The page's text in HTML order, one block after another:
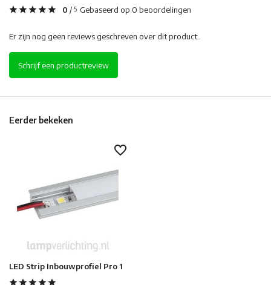
0 / 5 Gebaseerd op 0 beoordelingen
Er zijn nog geen reviews geschreven over dit product..
Schrijf een productreview
Eerder bekeken
LED Strip Inbouwprofiel Pro 1